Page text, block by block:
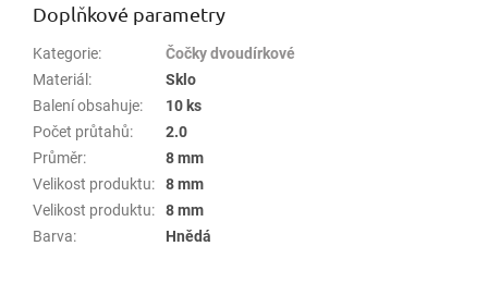
Doplňkové parametry
Kategorie:
Čočky dvoudírkové
Materiál :
Sklo
Balení obsahuje:
10 ks
Počet průtahů:
2.0
Průměr:
8 mm
Velikost produktu:
8 mm
Velikost produktu:
8 mm
Barva: Hnědá